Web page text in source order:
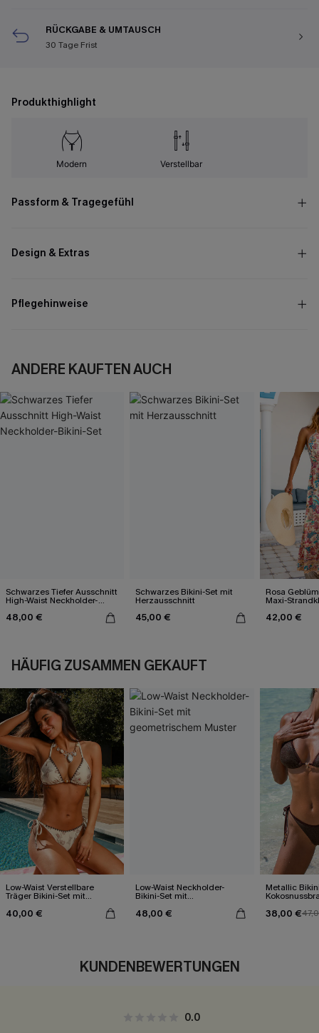
RÜCKGABE & UMTAUSCH
30 Tage Frist
Produkthighlight
Modern Verstellbar
Passform & Tragegefühl
Design & Extras
Pflegehinweise
ANDERE KAUFTEN AUCH
Schwarzes Tiefer Ausschnitt
High-Waist Neckholder-
Bikini-Set
48,00 €
Schwarzes Bikini-Set mit
Herzausschnitt
45,00 €
Rosa
Maxi-
42,00 €
HÄUFIG ZUSAMMEN GEKAUFT
Low-Waist Verstellbare
Träger Bikini-Set mit
40,00 €
Low-Waist Neckholder-
Bikini-Set mit
48,00 €
Metallic
38,00 €
KUNDENBEWERTUNGEN
0.0